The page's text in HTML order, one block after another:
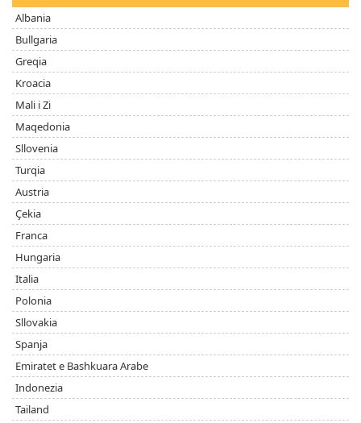
Albania
Bullgaria
Greqia
Kroacia
Mali i Zi
Maqedonia
Sllovenia
Turqia
Austria
Çekia
Franca
Hungaria
Italia
Polonia
Sllovakia
Spanja
Emiratet e Bashkuara Arabe
Indonezia
Tailand